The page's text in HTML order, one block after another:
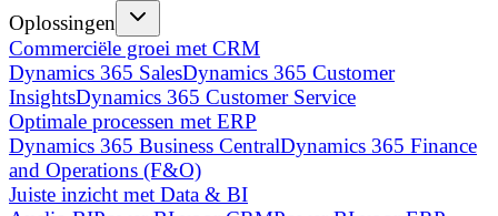
Oplossingen
Commerciële groei met CRM
Dynamics 365 SalesDynamics 365 Customer
InsightsDynamics 365 Customer Service
Optimale processen met ERP
Dynamics 365 Business CentralDynamics 365 Finance
and Operations (F&O)
Juiste inzicht met Data & BI